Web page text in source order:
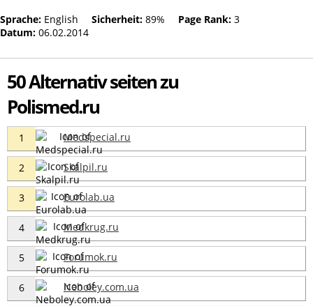
Sprache: English Sicherheit: 89% Page Rank: 3
Datum: 06.02.2014
50 Alternativ seiten zu
Polismed.ru
1 Medspecial.ru
2 Skalpil.ru
3 Eurolab.ua
4 Medkrug.ru
5 Forumok.ru
6 Neboley.com.ua